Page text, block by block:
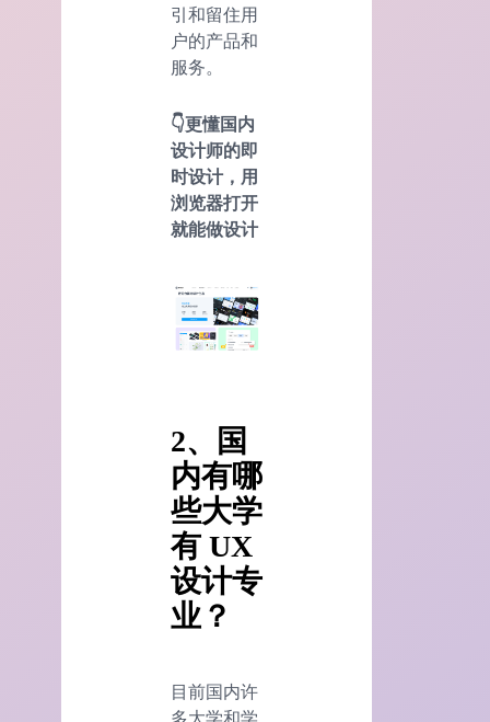
引和留住用
户的产品和
服务。
👇更懂国内
设计师的即
时设计，用
浏览器打开
就能做设计
2、国
内有哪
些大学
有 UX
设计专
业？
目前国内许